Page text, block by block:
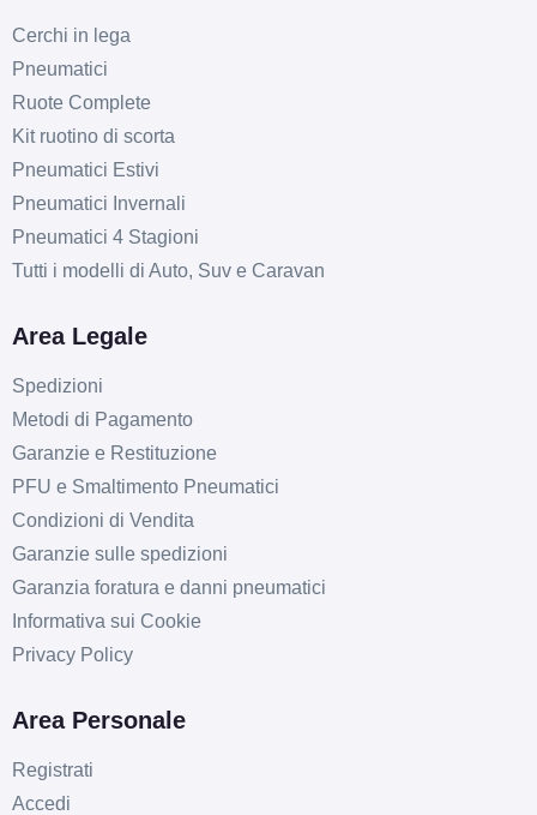
Cerchi in lega
Pneumatici
Ruote Complete
Kit ruotino di scorta
Pneumatici Estivi
Pneumatici Invernali
Pneumatici 4 Stagioni
Tutti i modelli di Auto, Suv e Caravan
Area Legale
Spedizioni
Metodi di Pagamento
Garanzie e Restituzione
PFU e Smaltimento Pneumatici
Condizioni di Vendita
Garanzie sulle spedizioni
Garanzia foratura e danni pneumatici
Informativa sui Cookie
Privacy Policy
Area Personale
Registrati
Accedi